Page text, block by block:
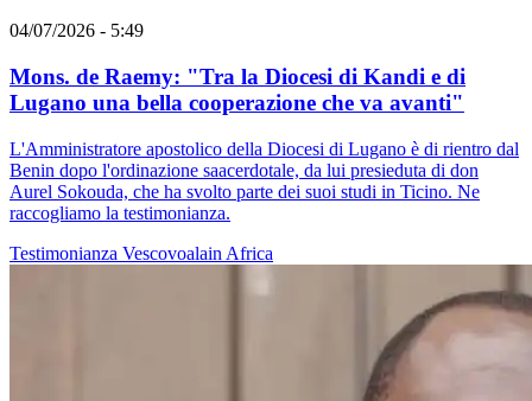
04/07/2026 - 5:49
Mons. de Raemy: "Tra la Diocesi di Kandi e di
Lugano una bella cooperazione che va avanti"
L'Amministratore apostolico della Diocesi di Lugano è di rientro dal
Benin dopo l'ordinazione saacerdotale, da lui presieduta di don
Aurel Sokouda, che ha svolto parte dei suoi studi in Ticino. Ne
raccogliamo la testimonianza.
Testimonianza Vescovoalain Africa